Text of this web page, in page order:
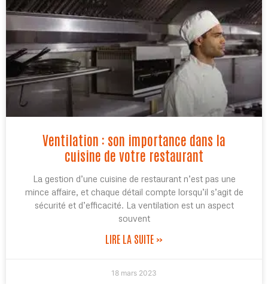
Ventilation : son importance dans la
cuisine de votre restaurant
La gestion d’une cuisine de restaurant n’est pas une
mince affaire, et chaque détail compte lorsqu’il s’agit de
sécurité et d’efficacité. La ventilation est un aspect
souvent
LIRE LA SUITE »
18 mars 2023